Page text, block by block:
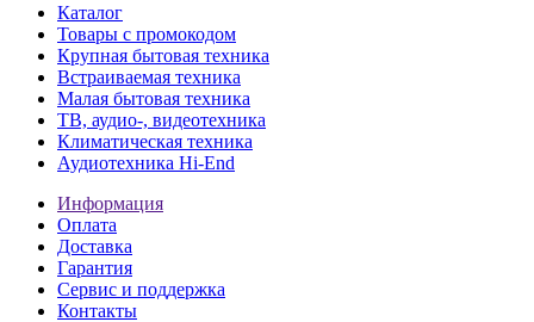
Каталог
Товары с промокодом
Крупная бытовая техника
Встраиваемая техника
Малая бытовая техника
ТВ, аудио-, видеотехника
Климатическая техника
Аудиотехника Hi-End
Информация
Оплата
Доставка
Гарантия
Сервис и поддержка
Контакты